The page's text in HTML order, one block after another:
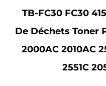
TB-FC30 FC30
De Déchets Toner
2000AC 2010AC
2551C